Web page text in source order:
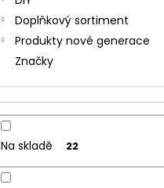
Doplňkový sortiment
Produkty nové generace
Značky
Na skladě 22
DEKANG DESERT SHIP 10ML
154 Kč
Původně: 195 Kč